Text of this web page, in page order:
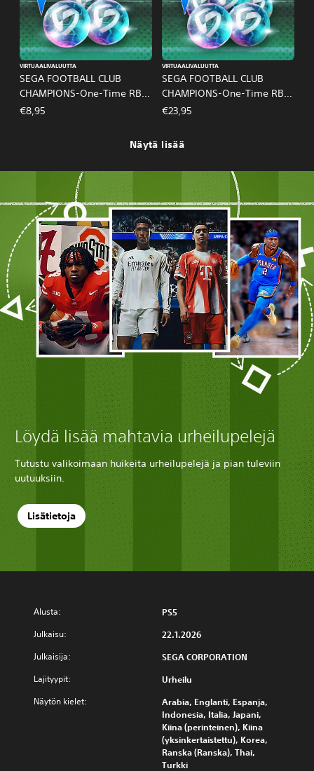
SEGA FOOTBALL CLUB
CHAMPIONS-One-Time RB
Pack C
VIRTUAALIVALUUTTA
€8,95
SEGA FOOTBALL CLUB
CHAMPIONS-One-Time RB
Pack D
VIRTUAALIVALUUTTA
€23,95
Näytä lisää
Löydä lisää mahtavia urheilupelejä
Tutustu valikoimaan huikeita urheilupelejä ja pian tuleviin
uutuuksiin.
Lisätietoja
Alusta: PS5
Julkaisu: 22.1.2026
Julkaisija: SEGA CORPORATION
Lajityypit: Urheilu
Näytön kielet:
Arabia, Englanti, Espanja,
Indonesia, Italia, Japani,
Kiina (perinteinen), Kiina
(yksinkertaistettu), Korea,
Ranska (Ranska), Thai,
Turkki